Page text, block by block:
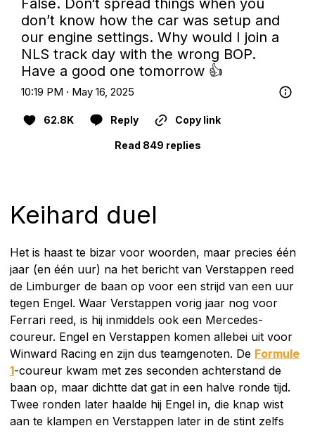
don’t know how the car was setup and
our engine settings. Why would I join a
NLS track day with the wrong BOP.
Have a good one tomorrow 👍
10:19 PM · May 16, 2025
62.8K Reply Copy link
Read 849 replies
Keihard duel
Het is haast te bizar voor woorden, maar precies één
jaar (en één uur) na het bericht van Verstappen reed
de Limburger de baan op voor een strijd van een uur
tegen Engel. Waar Verstappen vorig jaar nog voor
Ferrari reed, is hij inmiddels ook een Mercedes-
coureur. Engel en Verstappen komen allebei uit voor
Winward Racing en zijn dus teamgenoten. De Formule
1-coureur kwam met zes seconden achterstand de
baan op, maar dichtte dat gat in een halve ronde tijd.
Twee ronden later haalde hij Engel in, die knap wist
aan te klampen en Verstappen later in de stint zelfs